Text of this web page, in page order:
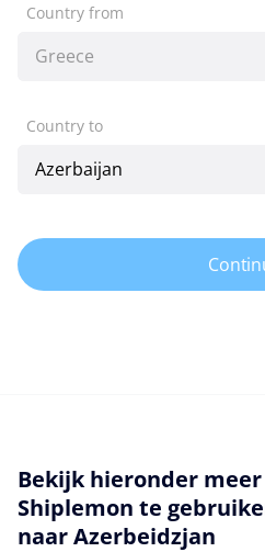
Country from
Country to
Bekijk hieronder
Shiplemon te
naar Azerbeidzjan